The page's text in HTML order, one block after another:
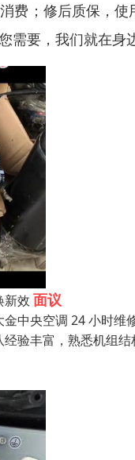
费；修后质保，
要，我们就在身
新效 面议
中央空调 24 小时
验丰富，熟悉机组